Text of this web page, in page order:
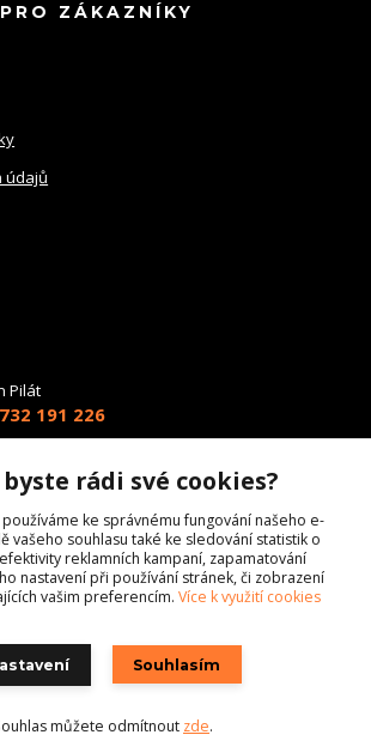
ZÁKAZNÍKY
údajů
Pilát
191 226
byste rádi své cookies?
ke správnému fungování našeho e-
vašeho souhlasu také ke sledování statistik o
reklamních kampaní, zapamatování
nastavení při používání stránek, či zobrazení
vašim preferencím. Více k využití cookies
Souhlasím
můžete odmítnout zde.